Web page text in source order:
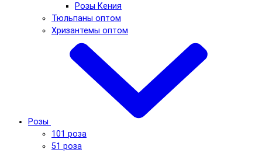
Розы Кения
Тюльпаны оптом
Хризантемы оптом
Розы
101 роза
51 роза